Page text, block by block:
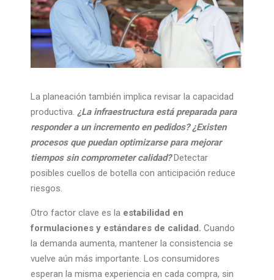
La planeación también implica revisar la capacidad
productiva. ¿La infraestructura está preparada para
responder a un incremento en pedidos? ¿Existen
procesos que puedan optimizarse para mejorar
tiempos sin comprometer calidad?Detectar
posibles cuellos de botella con anticipación reduce
riesgos.
Otro factor clave es la estabilidad en
formulaciones y estándares de calidad. Cuando
la demanda aumenta, mantener la consistencia se
vuelve aún más importante. Los consumidores
esperan la misma experiencia en cada compra, sin